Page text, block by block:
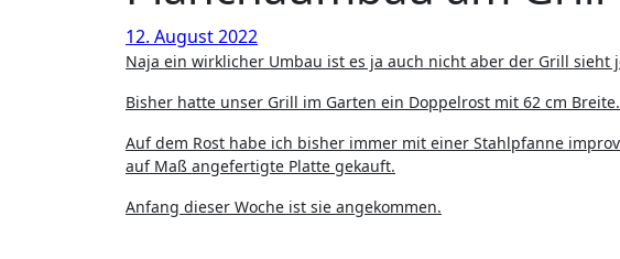
12. August 2022
Naja ein wirklicher Umbau ist es ja auch nicht aber der Grill sieht
Bisher hatte unser Grill im Garten ein Doppelrost mit 62 cm Breite.
Auf dem Rost habe ich bisher immer mit einer Stahlpfanne
auf Maß angefertigte Platte gekauft.
Anfang dieser Woche ist sie angekommen.